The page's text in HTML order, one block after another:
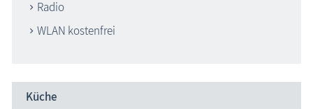
Radio
WLAN kostenfrei
Küche